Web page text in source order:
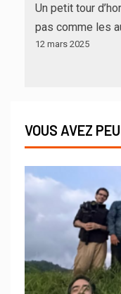
Un petit tour
pas comme les
12 mars 2025
VOUS AVEZ